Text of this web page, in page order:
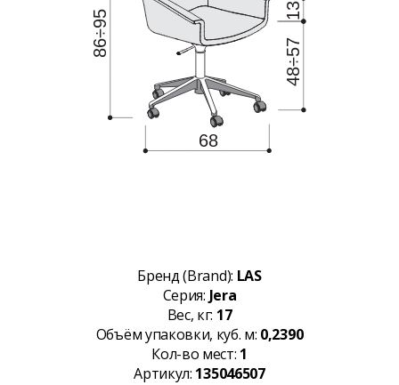
Бренд (Brand): LAS
Серия: Jera
Вес, кг: 17
Объём упаковки, куб. м: 0,2390
Кол-во мест: 1
Артикул: 135046507